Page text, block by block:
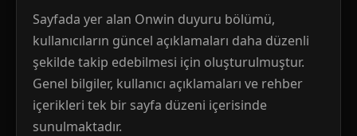
Sayfada yer alan Onwin duyuru bölümü,
kullanıcıların güncel açıklamaları daha düzenli
şekilde takip edebilmesi için oluşturulmuştur.
Genel bilgiler, kullanıcı açıklamaları ve rehber
içerikleri tek bir sayfa düzeni içerisinde
sunulmaktadır.